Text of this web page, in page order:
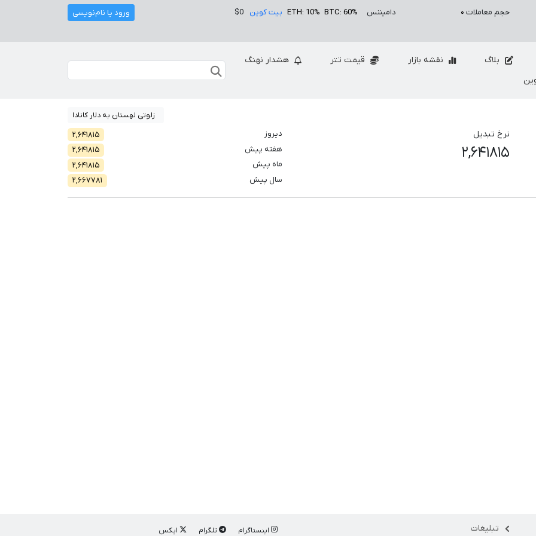
حجم معاملات ۰ دامیننس BTC: 60%
ETH: 10% بیت کوین $0 ورود یا نام‌نویسی
بلاگ نقشه بازار قیمت تتر
هشدار نهنگ
زلوتی لهستان به دلار کانادا
نرخ تبدیل
۲,۶۴۱۸۱۵
دیروز
۲,۶۴۱۸۱۵
هفته پیش
۲,۶۴۱۸۱۵
ماه پیش
۲,۶۴۱۸۱۵
سال پیش
۲,۶۶۷۷۸۱
تبلیغات اینستاگرام تلگرام ایکس